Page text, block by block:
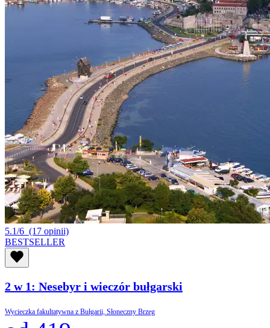
5.1/6 (17 opinii)
BESTSELLER
2 w 1: Nesebyr i wieczór bułgarski
Wycieczka fakultatywna z Bułgarii, Słoneczny Brzeg